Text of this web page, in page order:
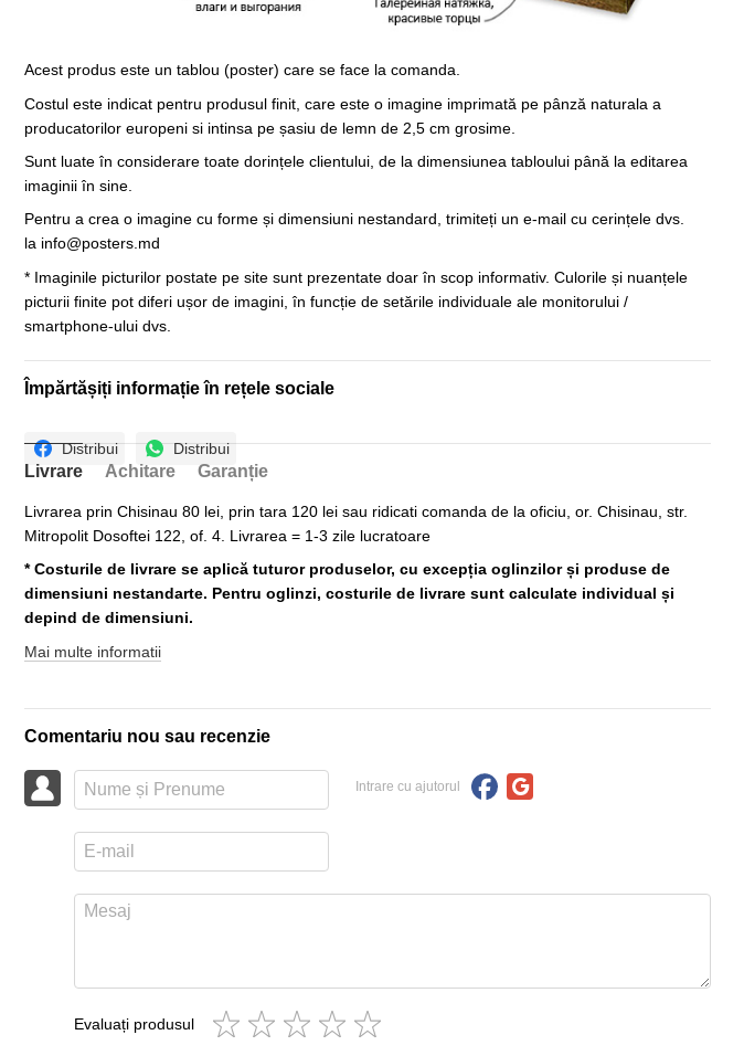
Acest produs este un tablou (poster) care se face la comanda.
Costul este indicat pentru produsul finit, care este o imagine imprimată pe pânză naturala a
producatorilor europeni si intinsa pe șasiu de lemn de 2,5 cm grosime.
Sunt luate în considerare toate dorințele clientului, de la dimensiunea tabloului până la editarea
imaginii în sine.
Pentru a crea o imagine cu forme și dimensiuni nestandard, trimiteți un e-mail cu cerințele dvs.
la info@posters.md
* Imaginile picturilor postate pe site sunt prezentate doar în scop informativ. Culorile și nuanțele
picturii finite pot diferi ușor de imagini, în funcție de setările individuale ale monitorului /
smartphone-ului dvs.
Împărtășiți informație în rețele sociale
Distribui Distribui
Livrare Achitare Garanție
Livrarea prin Chisinau 80 lei, prin tara 120 lei sau ridicati comanda de la oficiu, or. Chisinau, str.
Mitropolit Dosoftei 122, of. 4. Livrarea = 1-3 zile lucratoare
* Costurile de livrare se aplică tuturor produselor, cu excepția oglinzilor și produse de
dimensiuni nestandarte. Pentru oglinzi, costurile de livrare sunt calculate individual și
depind de dimensiuni.
Mai multe informatii
Comentariu nou sau recenzie
Intrare cu ajutorul
Evaluați produsul